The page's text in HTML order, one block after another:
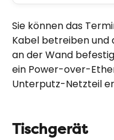
Sie können das
Kabel betreiben und
an der Wand
ein Power-over-
Unterputz-Netzteil
Tischgerät